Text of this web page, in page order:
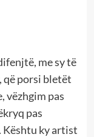
me sy të
që porsi bletët
vëzhgim pas
pas
Kështu ky artist